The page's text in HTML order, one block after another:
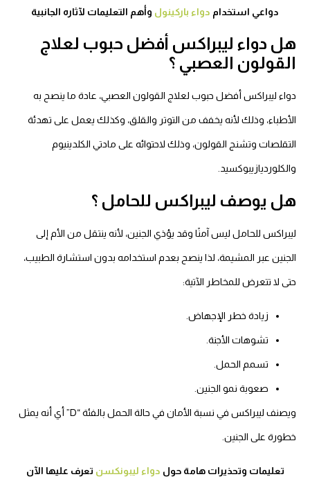
دواعي استخدام دواء باركينول وأهم التعليمات لآثاره الجانبية
هل دواء ليبراكس أفضل حبوب لعلاج
القولون العصبي ؟
دواء ليبراكس أفضل حبوب لعلاج القولون العصبي، عادة ما ينصح به
الأطباء، وذلك لأنه يخفف من التوتر والقلق، وكذلك يعمل على تهدئة
التقلصات وتشنج القولون، وذلك لاحتوائه على مادتي الكلدينيوم
والكلورديازيبوكسيد.
هل يوصف ليبراكس للحامل ؟
ليبراكس للحامل ليس آمنًا وقد يؤذي الجنين، لأنه ينتقل من الأم إلى
الجنين عبر المشيمة، لذا ينصح بعدم استخدامه بدون استشارة الطبيب،
حتى لا تتعرض للمخاطر الآتية:
زيادة خطر الإجهاض.
تشوهات الأجنة.
تسمم الحمل.
صعوبة نمو الجنين.
ويصنف ليبراكس في نسبة الأمان في حالة الحمل بالفئة “D” أي أنه يمثل
خطورة على الجنين.
تعليمات وتحذيرات هامة حول دواء ليبونكسن تعرف عليها الآن